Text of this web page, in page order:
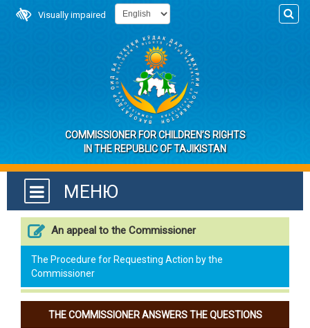
Visually impaired
COMMISSIONER FOR CHILDREN’S RIGHTS
IN THE REPUBLIC OF TAJIKISTAN
МЕНЮ
An appeal to the Commissioner
The Procedure for Requesting Action by the
Commissioner
THE COMMISSIONER ANSWERS THE QUESTIONS